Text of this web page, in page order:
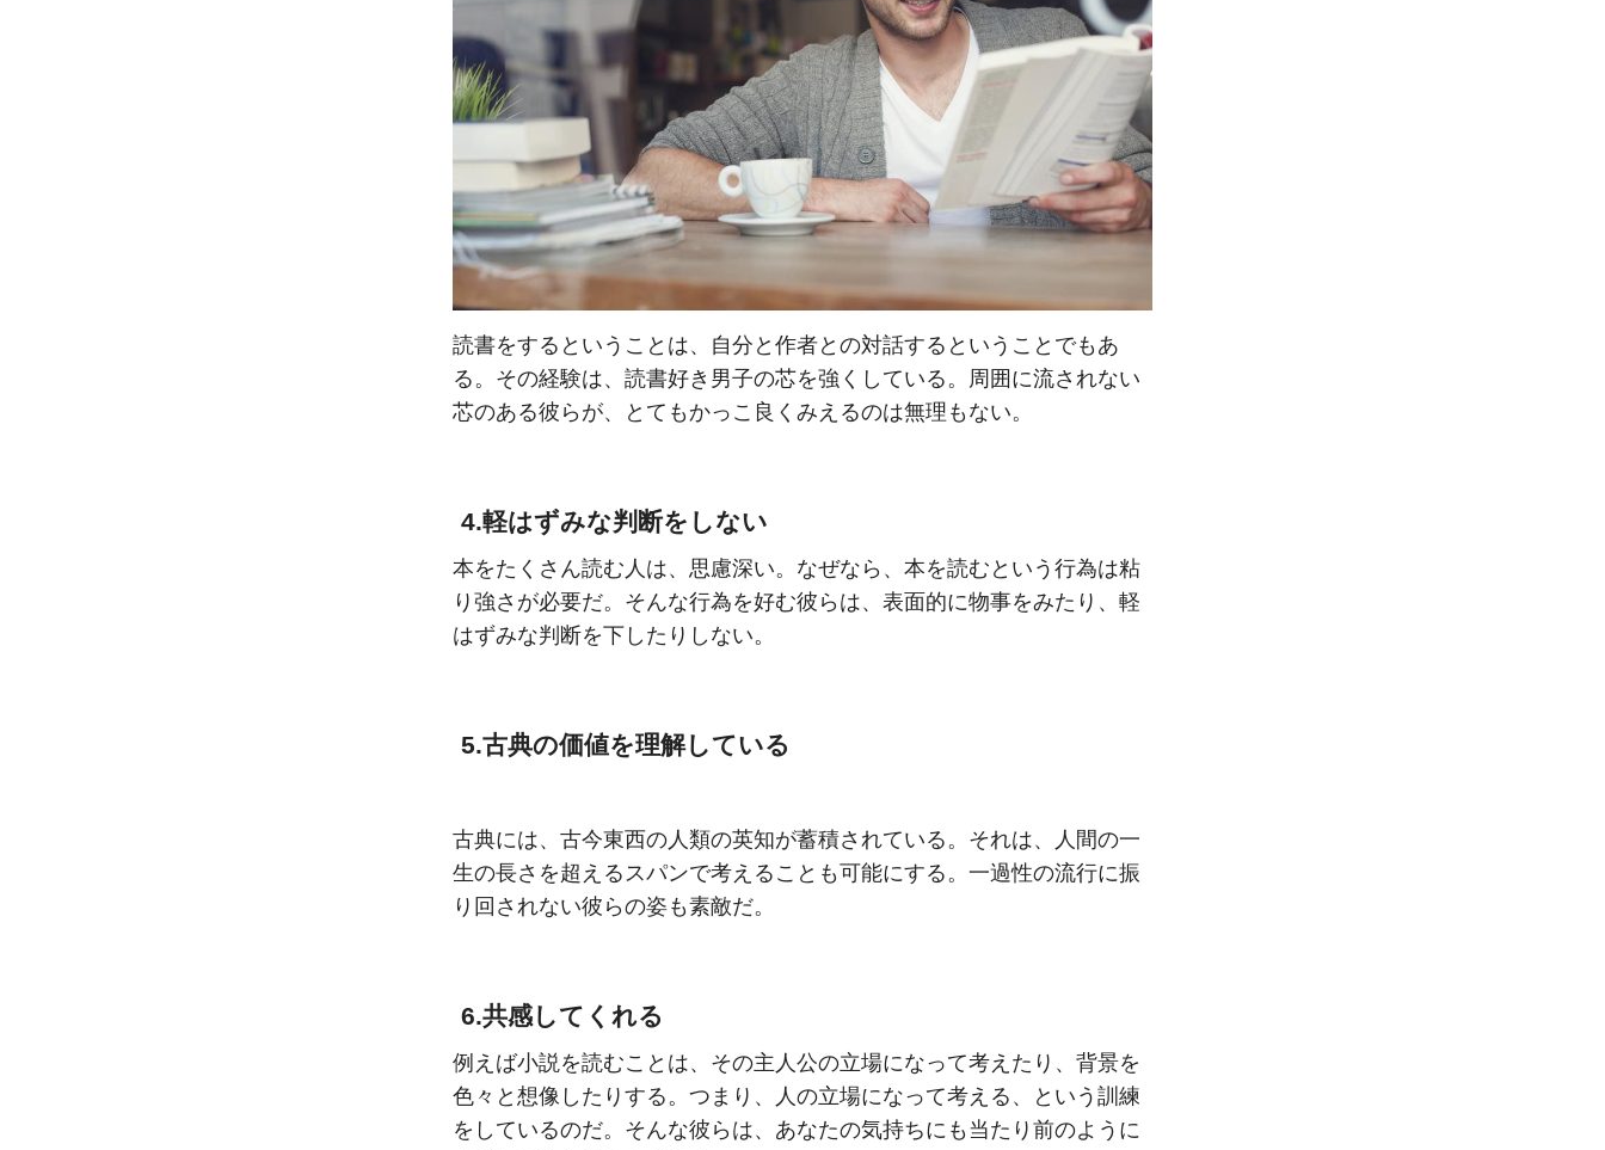
読書をするということは、自分と作者との対話するということでもあ
る。その経験は、読書好き男子の芯を強くしている。周囲に流されない
芯のある彼らが、とてもかっこ良くみえるのは無理もない。
4.軽はずみな判断をしない
本をたくさん読む人は、思慮深い。なぜなら、本を読むという行為は粘
り強さが必要だ。そんな行為を好む彼らは、表面的に物事をみたり、軽
はずみな判断を下したりしない。
5.古典の価値を理解している
古典には、古今東西の人類の英知が蓄積されている。それは、人間の一
生の長さを超えるスパンで考えることも可能にする。一過性の流行に振
り回されない彼らの姿も素敵だ。
6.共感してくれる
例えば小説を読むことは、その主人公の立場になって考えたり、背景を
色々と想像したりする。つまり、人の立場になって考える、という訓練
をしているのだ。そんな彼らは、あなたの気持ちにも当たり前のように